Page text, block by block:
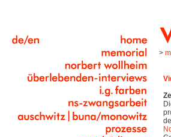
>